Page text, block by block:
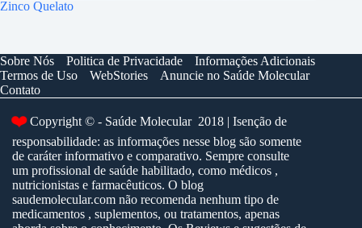
Zinco Quelato
Sobre Nós Politica de Privacidade
Informações Adicionais
Termos de Uso
WebStories
Anuncie no Saúde Molecular
Contato
❤️Copyright © - Saúde Molecular 2018 | Isenção de
responsabilidade: as informações nesse blog são somente
de caráter informativo e comparativo. Sempre consulte
um profissional de saúde habilitado, como médicos ,
nutricionistas e farmacêuticos. O blog
saudemolecular.com não recomenda nenhum tipo de
medicamentos , suplementos, ou tratamentos, apenas